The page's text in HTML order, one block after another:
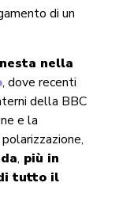
di un
nella
, dove recenti
della BBC
e la
, più in
tutto il